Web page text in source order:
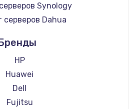
диска
от пыли
1330 руб.
Заказать
Synology
серверов Dahua
HP
Huawei
Dell
Fujitsu